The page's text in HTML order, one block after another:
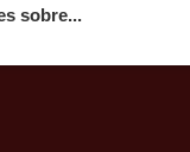
sobre...